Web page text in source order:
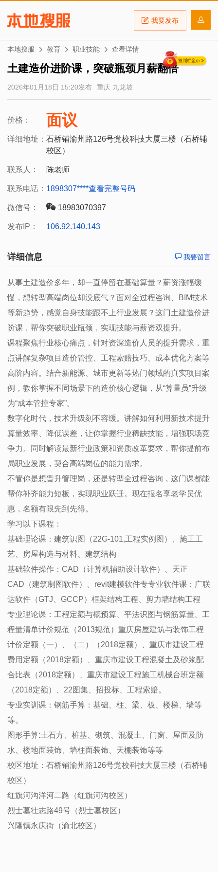
我要发布
本地搜服 教育 职业技能 查看详情
土建造价进阶课，突破瓶颈月薪翻倍
2026年01月18日 15:20发布 重庆 九龙坡
价格： 面议
详细地址： 石桥铺渝州路126号党校科技大厦三楼（石桥铺
校区）
联系人： 陈老师
联系电话： 1898307****查看完整号码
微信号： 18983070397
发布IP： 106.92.140.143
详细信息 我要留言
从事土建造价多年，却一直停留在基础算量？薪资涨幅缓
慢，想转型高端岗位却没底气？面对全过程咨询、BIM技术
等新趋势，感觉自身技能跟不上行业发展？这门土建造价进
阶课，帮你突破职业瓶颈，实现技能与薪资双提升。
课程聚焦行业核心痛点，针对资深造价人员的提升需求，重
点讲解复杂项目造价管控、工程索赔技巧、成本优化方案等
高阶内容。结合新能源、城市更新等热门领域的真实项目案
例，教你掌握不同场景下的造价核心逻辑，从“算量员”升级
为“成本管控专家”。
数字化时代，技术升级刻不容缓。讲解如何利用新技术提升
算量效率、降低误差，让你掌握行业稀缺技能，增强职场竞
争力。同时解读最新行业政策和资质改革要求，帮你提前布
局职业发展，契合高端岗位的能力需求。
不管你是想晋升管理岗，还是转型全过程咨询，这门课都能
帮你补齐能力短板，实现职业跃迁。现在报名享老学员优
惠，名额有限先到先得。
学习以下课程：
基础理论课：建筑识图（22G-101,工程实例图）、施工工
艺、房屋构造与材料、建筑结构
基础软件操作：CAD（计算机辅助设计软件）、天正
CAD（建筑制图软件）、revit建模软件专专业软件课：广联
达软件（GTJ、GCCP）框架结构工程、剪力墙结构工程
专业理论课：工程定额与概预算、平法识图与钢筋算量、工
程量清单计价规范（2013规范）重庆房屋建筑与装饰工程
计价定额（一）、（二）（2018定额）、重庆市建设工程
费用定额（2018定额）、重庆市建设工程混凝土及砂浆配
合比表（2018定额）、重庆市建设工程施工机械台班定额
（2018定额）、22图集、招投标、工程索赔。
专业实训课：钢筋手算：基础、柱、梁、板、楼梯、墙等
等。
图形手算:土石方、桩基、砌筑、混凝土、门窗、屋面及防
水、楼地面装饰、墙柱面装饰、天棚装饰等等
校区地址：石桥铺渝州路126号党校科技大厦三楼（石桥铺
校区）
红旗河沟洋河二路（红旗河沟校区）
烈士墓壮志路49号（烈士墓校区）
兴隆镇永庆街（渝北校区）